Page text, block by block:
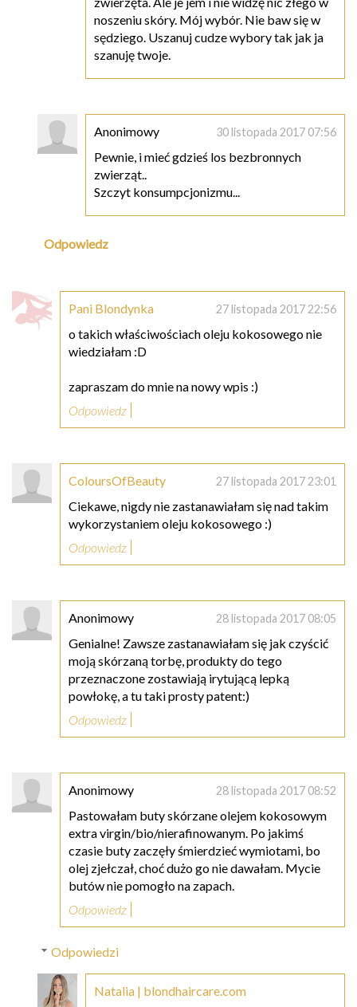
noszeniu skóry. Mój wybór. Nie baw się w
sędziego. Uszanuj cudze wybory tak jak ja
szanuję twoje.
Anonimowy 30 listopada 2017 07:56
Pewnie, i mieć gdzieś los bezbronnych
zwierząt..
Szczyt konsumpcjonizmu...
Odpowiedz
Pani Blondynka 27 listopada 2017 22:56
o takich właściwościach oleju kokosowego nie
wiedziałam :D
zapraszam do mnie na nowy wpis :)
Odpowiedz
ColoursOfBeauty 27 listopada 2017 23:01
Ciekawe, nigdy nie zastanawiałam się nad takim
wykorzystaniem oleju kokosowego :)
Odpowiedz
Anonimowy 28 listopada 2017 08:05
Genialne! Zawsze zastanawiałam się jak czyścić
moją skórzaną torbę, produkty do tego
przeznaczone zostawiają irytującą lepką
powłokę, a tu taki prosty patent:)
Odpowiedz
Anonimowy 28 listopada 2017 08:52
Pastowałam buty skórzane olejem kokosowym
extra virgin/bio/nierafinowanym. Po jakimś
czasie buty zaczęły śmierdzieć wymiotami, bo
olej zjełczał, choć dużo go nie dawałam. Mycie
butów nie pomogło na zapach.
Odpowiedz
Odpowiedzi
Natalia | blondhaircare.com